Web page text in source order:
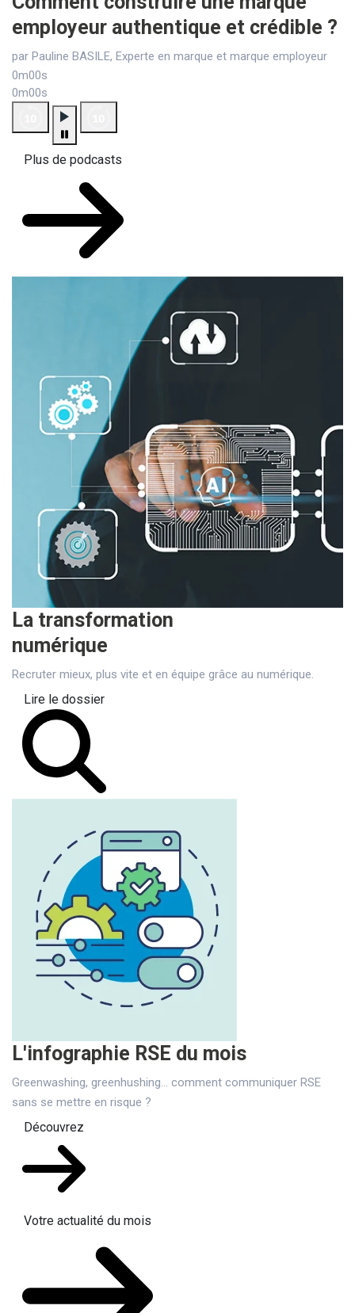
employeur authentique et crédible ?
par Pauline BASILE, Experte en marque et marque employeur
0m00s
0m00s
Plus de podcasts
La transformation
numérique
Recruter mieux, plus vite et en équipe grâce au numérique.
Lire le dossier
L'infographie RSE du mois
Greenwashing, greenhushing… comment communiquer RSE
sans se mettre en risque ?
Découvrez
Votre actualité du mois